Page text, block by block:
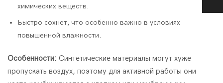
химических веществ.
Быстро сохнет, что особенно важно в условиях
повышенной влажности.
Особенности: Синтетические материалы могут хуже
пропускать воздух, поэтому для активной работы они